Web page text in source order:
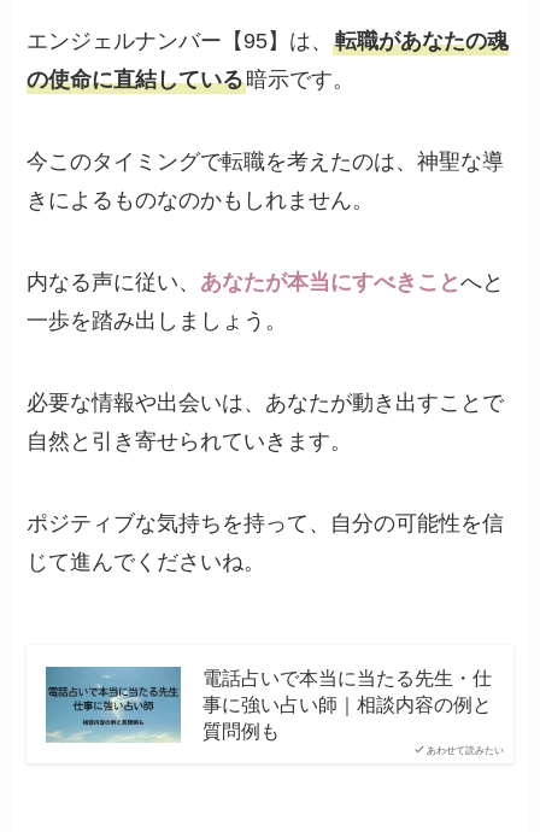
エンジェルナンバー【95】は、転職があなたの魂
の使命に直結している暗示です。
今このタイミングで転職を考えたのは、神聖な導
きによるものなのかもしれません。
内なる声に従い、 あなたが本当にすべきことへと
一歩を踏み出しましょう。
必要な情報や出会いは、あなたが動き出すことで
自然と引き寄せられていきます。
ポジティブな気持ちを持って、自分の可能性を信
じて進んでくださいね。
あわせて読みたい
電話占いで本当に当たる先生・仕
事に強い占い師｜相談内容の例と
質問例も